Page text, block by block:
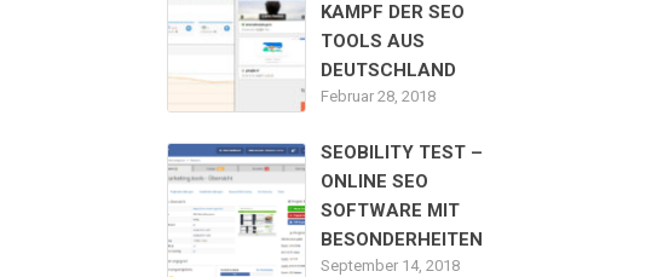
KAMPF DER SEO
TOOLS AUS
DEUTSCHLAND
Februar 28, 2018
SEOBILITY TEST –
ONLINE SEO
SOFTWARE MIT
BESONDERHEITEN
September 14, 2018